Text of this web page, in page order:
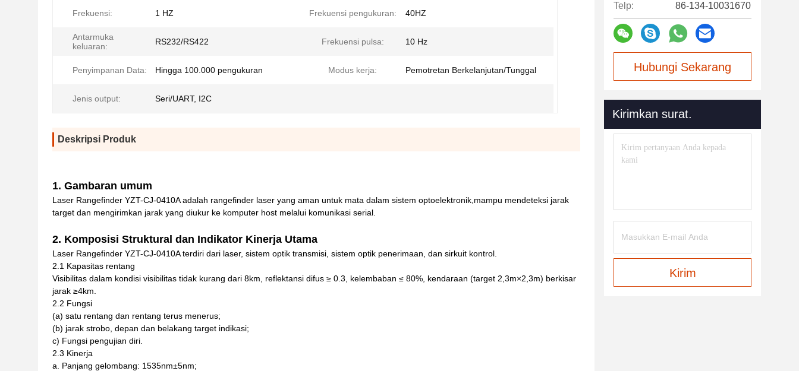
Frekuensi: 1 HZ Frekuensi pengukuran: 40HZ
Antarmuka
keluaran:
RS232/RS422 Frekuensi pulsa: 10 Hz
Penyimpanan Data: Hingga 100.000 pengukuran Modus kerja: Pemotretan Berkelanjutan/Tunggal
Jenis output: Seri/UART, I2C
Deskripsi Produk
1. Gambaran umum
Laser Rangefinder YZT-CJ-0410A adalah rangefinder laser yang aman untuk mata dalam sistem optoelektronik,mampu mendeteksi jarak
target dan mengirimkan jarak yang diukur ke komputer host melalui komunikasi serial.
2. Komposisi Struktural dan Indikator Kinerja Utama
Laser Rangefinder YZT-CJ-0410A terdiri dari laser, sistem optik transmisi, sistem optik penerimaan, dan sirkuit kontrol.
2.1 Kapasitas rentang
Visibilitas dalam kondisi visibilitas tidak kurang dari 8km, reflektansi difus ≥ 0.3, kelembaban ≤ 80%, kendaraan (target 2,3m×2,3m) berkisar
jarak ≥4km.
2.2 Fungsi
(a) satu rentang dan rentang terus menerus;
(b) jarak strobo, depan dan belakang target indikasi;
c) Fungsi pengujian diri.
2.3 Kinerja
a. Panjang gelombang: 1535nm±5nm;
Telp: 86-134-10031670
Hubungi Sekarang
Kirimkan surat.
Kirim